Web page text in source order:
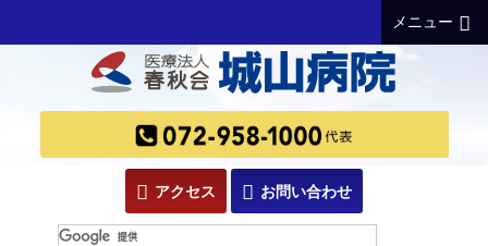
アクセス お問い合わせ
メニュー